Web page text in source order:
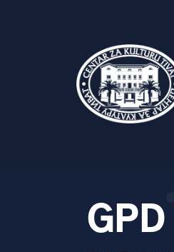
GPD